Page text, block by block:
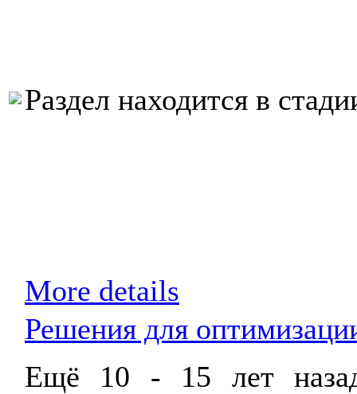
Раздел находится в
More details
Решения для
Ещё 10 - 15 лет назад